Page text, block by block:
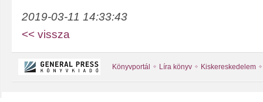
2019-03-11 14:33:43
<< vissza
Könyvportál Líra könyv Kiskereskedelem